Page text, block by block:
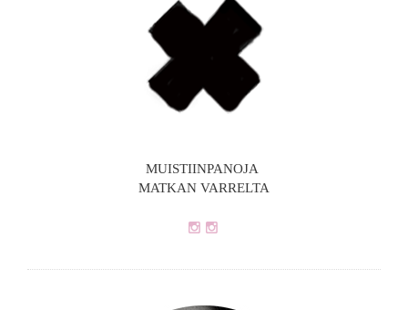
MUISTIINPANOJA
MATKAN VARRELTA